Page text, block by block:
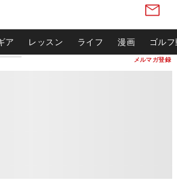
メルマガ登録
ア レッスン ライフ 漫画 ゴル